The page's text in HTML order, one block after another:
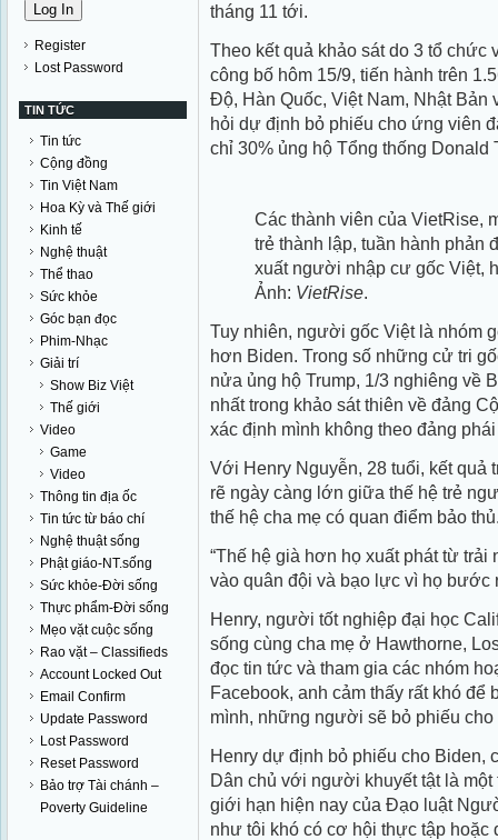
Register
Lost Password
TIN TỨC
Tin tức
Cộng đồng
Tin Việt Nam
Hoa Kỳ và Thế giới
Kinh tế
Nghệ thuật
Thể thao
Sức khỏe
Góc bạn đọc
Phim-Nhạc
Giải trí
Show Biz Việt
Thế giới
Video
Game
Video
Thông tin địa ốc
Tin tức từ báo chí
Nghệ thuật sống
Phật giáo-NT.sống
Sức khỏe-Đời sống
Thực phẩm-Đời sống
Mẹo vặt cuộc sống
Rao vặt – Classifieds
Account Locked Out
Email Confirm
Update Password
Lost Password
Reset Password
Bảo trợ Tài chánh –
Poverty Guideline
tháng 11 tới.
Theo kết quả khảo sát do 3 tổ
công bố hôm 15/9, tiến hành trên
Độ, Hàn Quốc, Việt Nam, Nhật
hỏi dự định bỏ phiếu cho ứng viên
chỉ 30% ủng hộ Tổng thống Donald
Các thành viên của VietRise,
trẻ thành lập, tuần hành phản
xuất người nhập cư gốc Việt,
Ảnh: VietRise
Tuy nhiên, người gốc Việt là nhóm
hơn Biden. Trong số những cử tri
nửa ủng hộ Trump, 1/3 nghiêng về
nhất trong khảo sát thiên về đảng
xác định mình không theo đảng
Với Henry Nguyễn, 28 tuổi, kết
rẽ ngày càng lớn giữa thế hệ trẻ
thế hệ cha mẹ có quan điểm bảo
“Thế hệ già hơn họ xuất phát từ trải
vào quân đội và bạo lực vì họ bước
Henry, người tốt nghiệp đại học
sống cùng cha mẹ ở Hawthorne,
đọc tin tức và tham gia các nhóm
Facebook, anh cảm thấy rất khó để
mình, những người sẽ bỏ phiếu cho
Henry dự định bỏ phiếu cho Biden,
Dân chủ với người khuyết tật là
giới hạn hiện nay của Đạo luật
như tôi khó có cơ hội thực tập hoặc